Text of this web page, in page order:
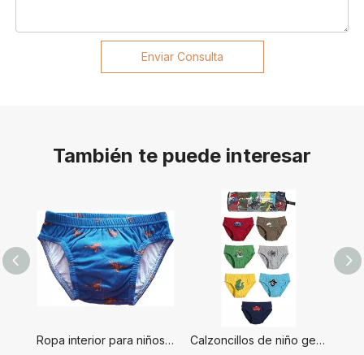
Enviar Consulta
También te puede interesar
Ropa interior para niños de alta calidad. Calzoncillos de niño genial